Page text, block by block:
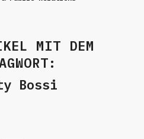
MIT DEM
Bossi